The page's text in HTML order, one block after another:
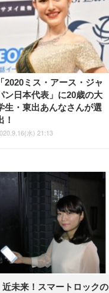
「2020ミス・アース・ジャ
ン日本代表」に20歳の大
生・東出あんなさんが選
！
水) 21:13
近未来！スマートロックの